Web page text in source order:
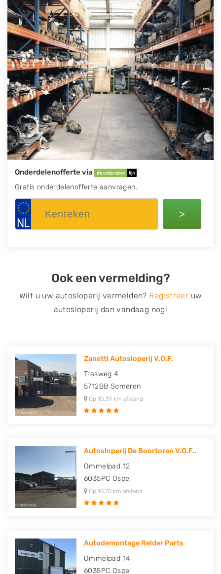
Onderdelenofferte via
Gratis onderdelenofferte aanvragen.
>
Ook een vermelding?
Wilt u uw autosloperij vermelden? Registreer uw
autosloperij dan vandaag nog!
Zanetti Autosloperij V.O.F.
Trasweg 4
5712BB Someren
Op 10,39 km afstand
Autosloperij De Boortoren V.O.F..
Ommelpad 12
6035PC Ospel
Op 10,70 km afstand
Autodemontage Relder Parts
Ommelpad 14
6035PC Ospel